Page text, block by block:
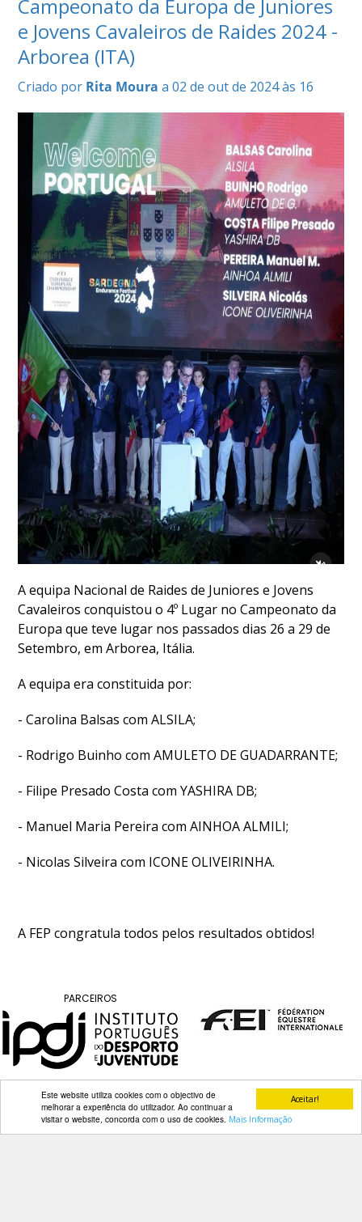
Aceitar!
Este website utiliza cookies com o objectivo de
melhorar a experiência do utilizador. Ao continuar a
visitar o website, concorda com o uso de cookies. Mais Informação
COMPETIÇÕES
PROGRAMA
DE
COMPETIÇÕES
Horseball
CALENDÁRIO
DE
COMPETIÇÕES
PROGRAMA
DE
COMPETIÇÕES
RESULTADOS
DOCUMENTOS
Inter
Escolas
DOCUMENTOS
Palmarés
Campeonato da Europa de Juniores
e Jovens Cavaleiros de Raides 2024 -
Arborea (ITA)
Criado por Rita Moura a 02 de out de 2024 às 16
A equipa Nacional de Raides de Juniores e Jovens
Cavaleiros conquistou o 4º Lugar no Campeonato da
Europa que teve lugar nos passados dias 26 a 29 de
Setembro, em Arborea, Itália.
A equipa era constituida por:
- Carolina Balsas com ALSILA;
- Rodrigo Buinho com AMULETO DE GUADARRANTE;
- Filipe Presado Costa com YASHIRA DB;
- Manuel Maria Pereira com AINHOA ALMILI;
- Nicolas Silveira com ICONE OLIVEIRINHA.
A FEP congratula todos pelos resultados obtidos!
PARCEIROS